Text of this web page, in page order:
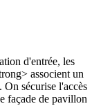
d'entrée, les
associent un
On sécurise l'accès
façade de pavillon